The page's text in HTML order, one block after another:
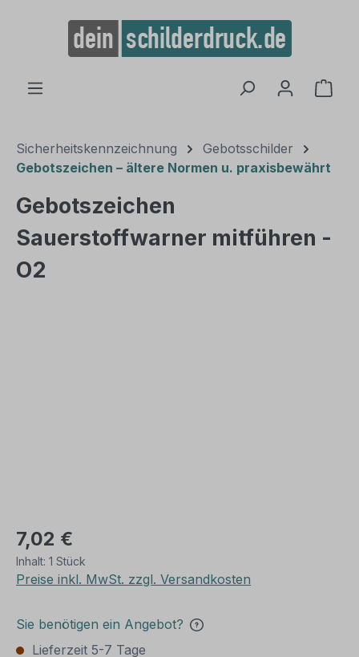
springen
Sicherheitskennzeichnung
Gebotsschilder
Gebotszeichen – ältere Normen u. praxisbewährt
Gebotszeichen
Sauerstoffwarner mitführen -
O2
7,02 €
Inhalt: 1 Stück
Preise inkl. MwSt. zzgl. Versandkosten
Sie benötigen ein Angebot?
Lieferzeit 5-7 Tage